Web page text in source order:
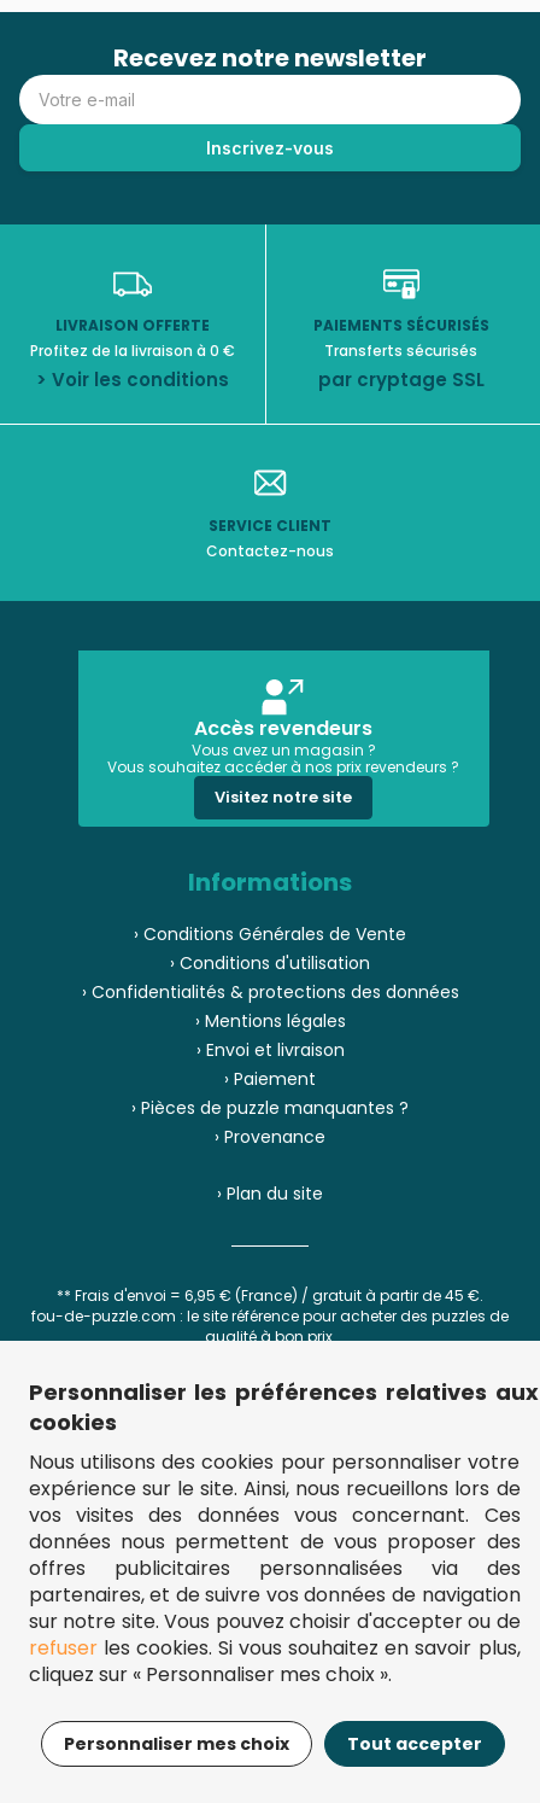
Prix
Nombre de pièces
Âge
Marque
Le moins cher
Le plus cher
% de Réduction
Nouveautés
Top des ventes
Nombre de pièces
Filtrer Trier
Recevez notre newsletter
LIVRAISON OFFERTE
Profitez de la livraison à 0 €
> Voir les conditions
PAIEMENTS SÉCURISÉS
Transferts sécurisés
par cryptage SSL
SERVICE CLIENT
Contactez-nous
Accès revendeurs
Vous avez un magasin ?
Vous souhaitez accéder à nos prix revendeurs ?
Visitez notre site
Informations
› Conditions Générales de Vente
› Conditions d'utilisation
› Confidentialités & protections des données
› Mentions légales
› Envoi et livraison
› Paiement
› Pièces de puzzle manquantes ?
› Provenance
› Plan du site
** Frais d'envoi = 6,95 € (France) / gratuit à partir de 45 €.
fou-de-puzzle.com : le site référence pour acheter des puzzles de
qualité à bon prix.
Personnaliser les préférences relatives aux
cookies
Nous utilisons des cookies pour personnaliser votre
expérience sur le site. Ainsi, nous recueillons lors de
vos visites des données vous concernant. Ces
données nous permettent de vous proposer des
offres publicitaires personnalisées via des
partenaires, et de suivre vos données de navigation
sur notre site. Vous pouvez choisir d'accepter ou de
refuserles cookies. Si vous souhaitez en savoir plus,
cliquez sur « Personnaliser mes choix ».
Personnaliser mes choix Tout accepter